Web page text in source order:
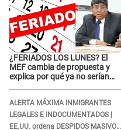
¿FERIADOS LOS LUNES? El
MEF cambia de propuesta y
explica por qué ya no serían
ALERTA MÁXIMA INMIGRANTES
LEGALES E INDOCUMENTADOS |
EE.UU. ordena DESPIDOS MASIVOS